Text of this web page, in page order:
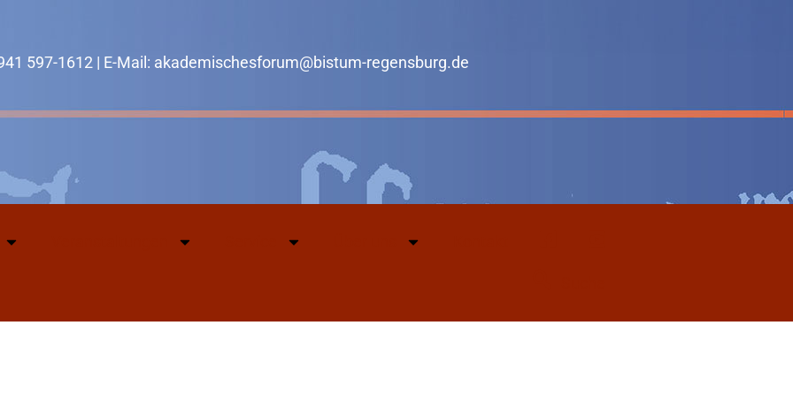
597-1612 | E-Mail: akademischesforum@bistum-regensburg.de